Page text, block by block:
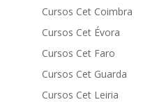
Cursos Cet Coimbra
Cursos Cet Évora
Cursos Cet Faro
Cursos Cet Guarda
Cursos Cet Leiria